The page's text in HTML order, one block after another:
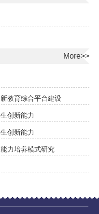
More>>
教育综合平台建设
创新能力
创新能力
力培养模式研究